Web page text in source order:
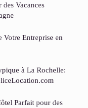
Vacances
Entreprise en
à La Rochelle:
Parfait pour des